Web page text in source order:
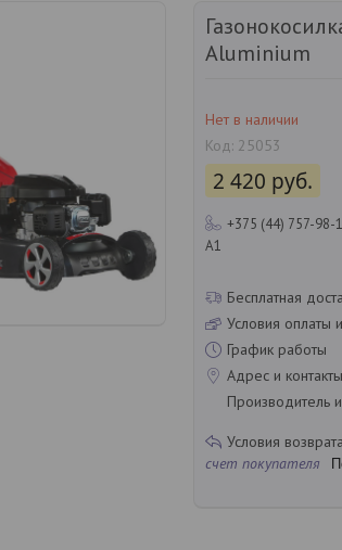
Aluminium
Нет в наличии
Код: 25053
2 420 руб.
+375 (44) 757-98-
A1
Бесплатная
Условия оплаты
График работы
Адрес и контакты
Производитель
счет покупателя